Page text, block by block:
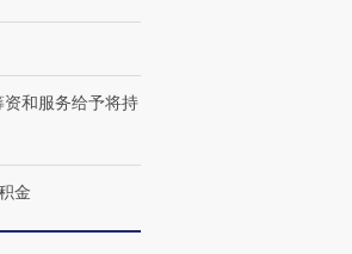
和服务给予将持
金